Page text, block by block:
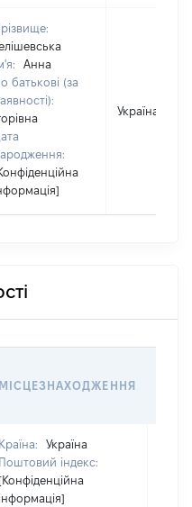
Анна
батькові (за
Україна
МІСЦЕЗНАХОДЖЕННЯ
Країна:
Україна
Поштовий індекс:
[Конфіденційна
інформація]